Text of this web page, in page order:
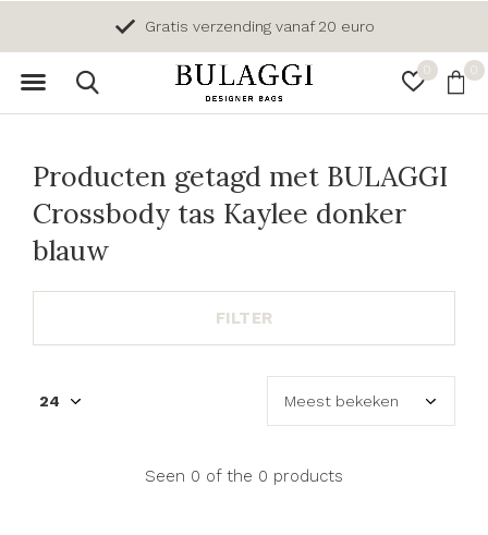
0 0
Gratis verzending vanaf 20 euro
Producten getagd met BULAGGI
Crossbody tas Kaylee donker
blauw
FILTER
Seen 0 of the 0 products